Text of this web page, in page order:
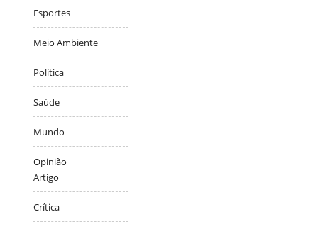
Esportes
Meio Ambiente
Política
Saúde
Mundo
Opinião
Artigo
Crítica